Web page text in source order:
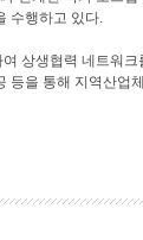
수행하고 있다.
상생협력 네트워
등을 통해 지역산업